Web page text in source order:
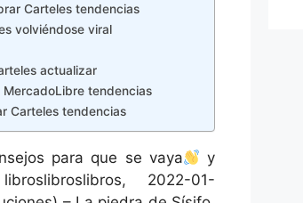
Carteles tendencias
volviéndose viral
actualizar
MercadoLibre tendencias
Carteles tendencias
para que se vaya
y
2022-01-